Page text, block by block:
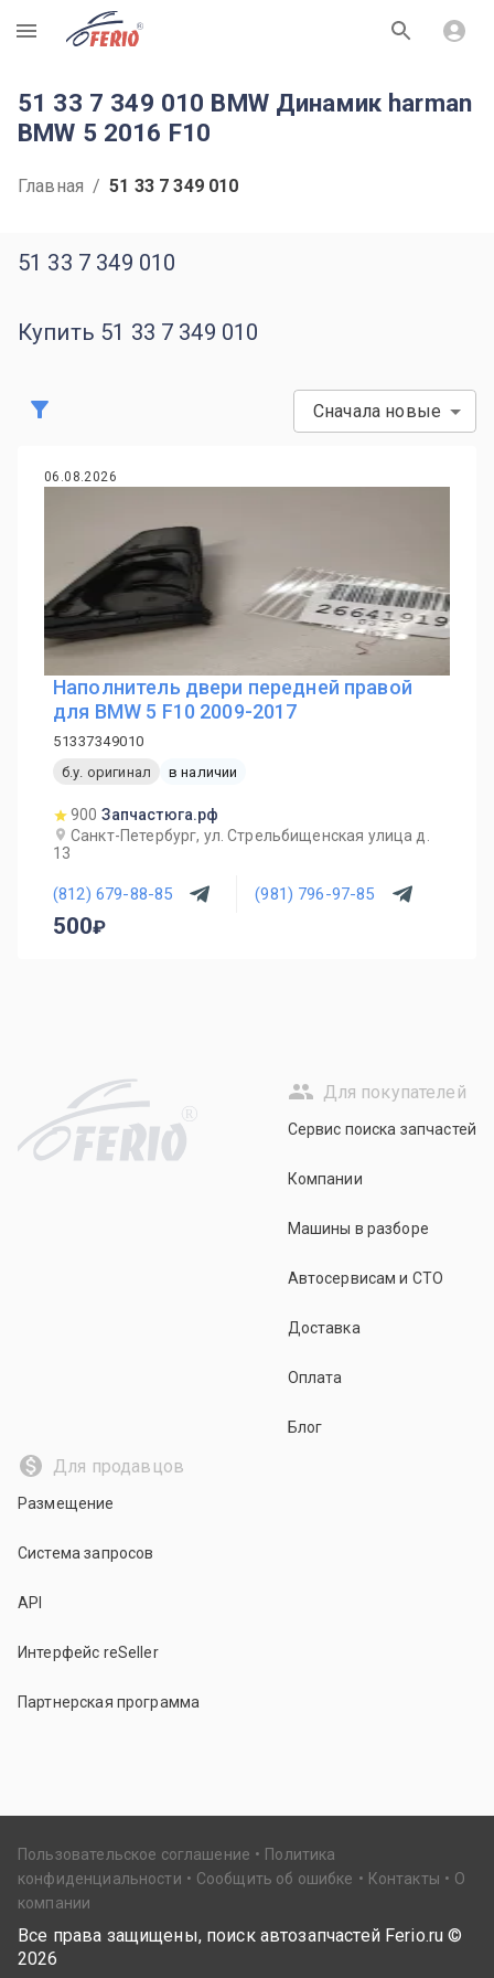
R
51 33 7 349 010 BMW Динамик harman
BMW 5 2016 F10
Главная / 51 33 7 349 010
51 33 7 349 010
Купить 51 33 7 349 010
Сначала новые
06.08.2026
Наполнитель двери передней правой
для BMW 5 F10 2009-2017
51337349010
б.у. оригинал
в наличии
900 Запчастюга.рф
Санкт-Петербург, ул. Стрельбищенская улица д.
13
(812) 679-88-85 (981) 796-97-85
500
R
Для покупателей
Сервис поиска запчастей
Компании
Машины в разборе
Автосервисам и СТО
Доставка
Оплата
Блог
Для продавцов
Размещение
Система запросов
API
Интерфейс reSeller
Партнерская программа
Пользовательское соглашение
Политика
конфиденциальности
Сообщить об ошибке Контакты
О
компании
Все права защищены, поиск автозапчастей Ferio.ru ©
2026